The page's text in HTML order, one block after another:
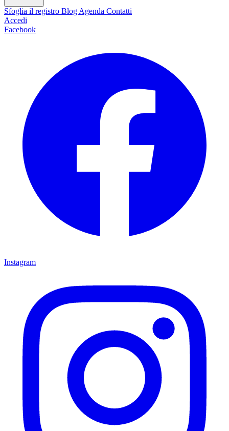
Sfoglia il registro Blog Agenda Contatti
Accedi
Facebook
Instagram